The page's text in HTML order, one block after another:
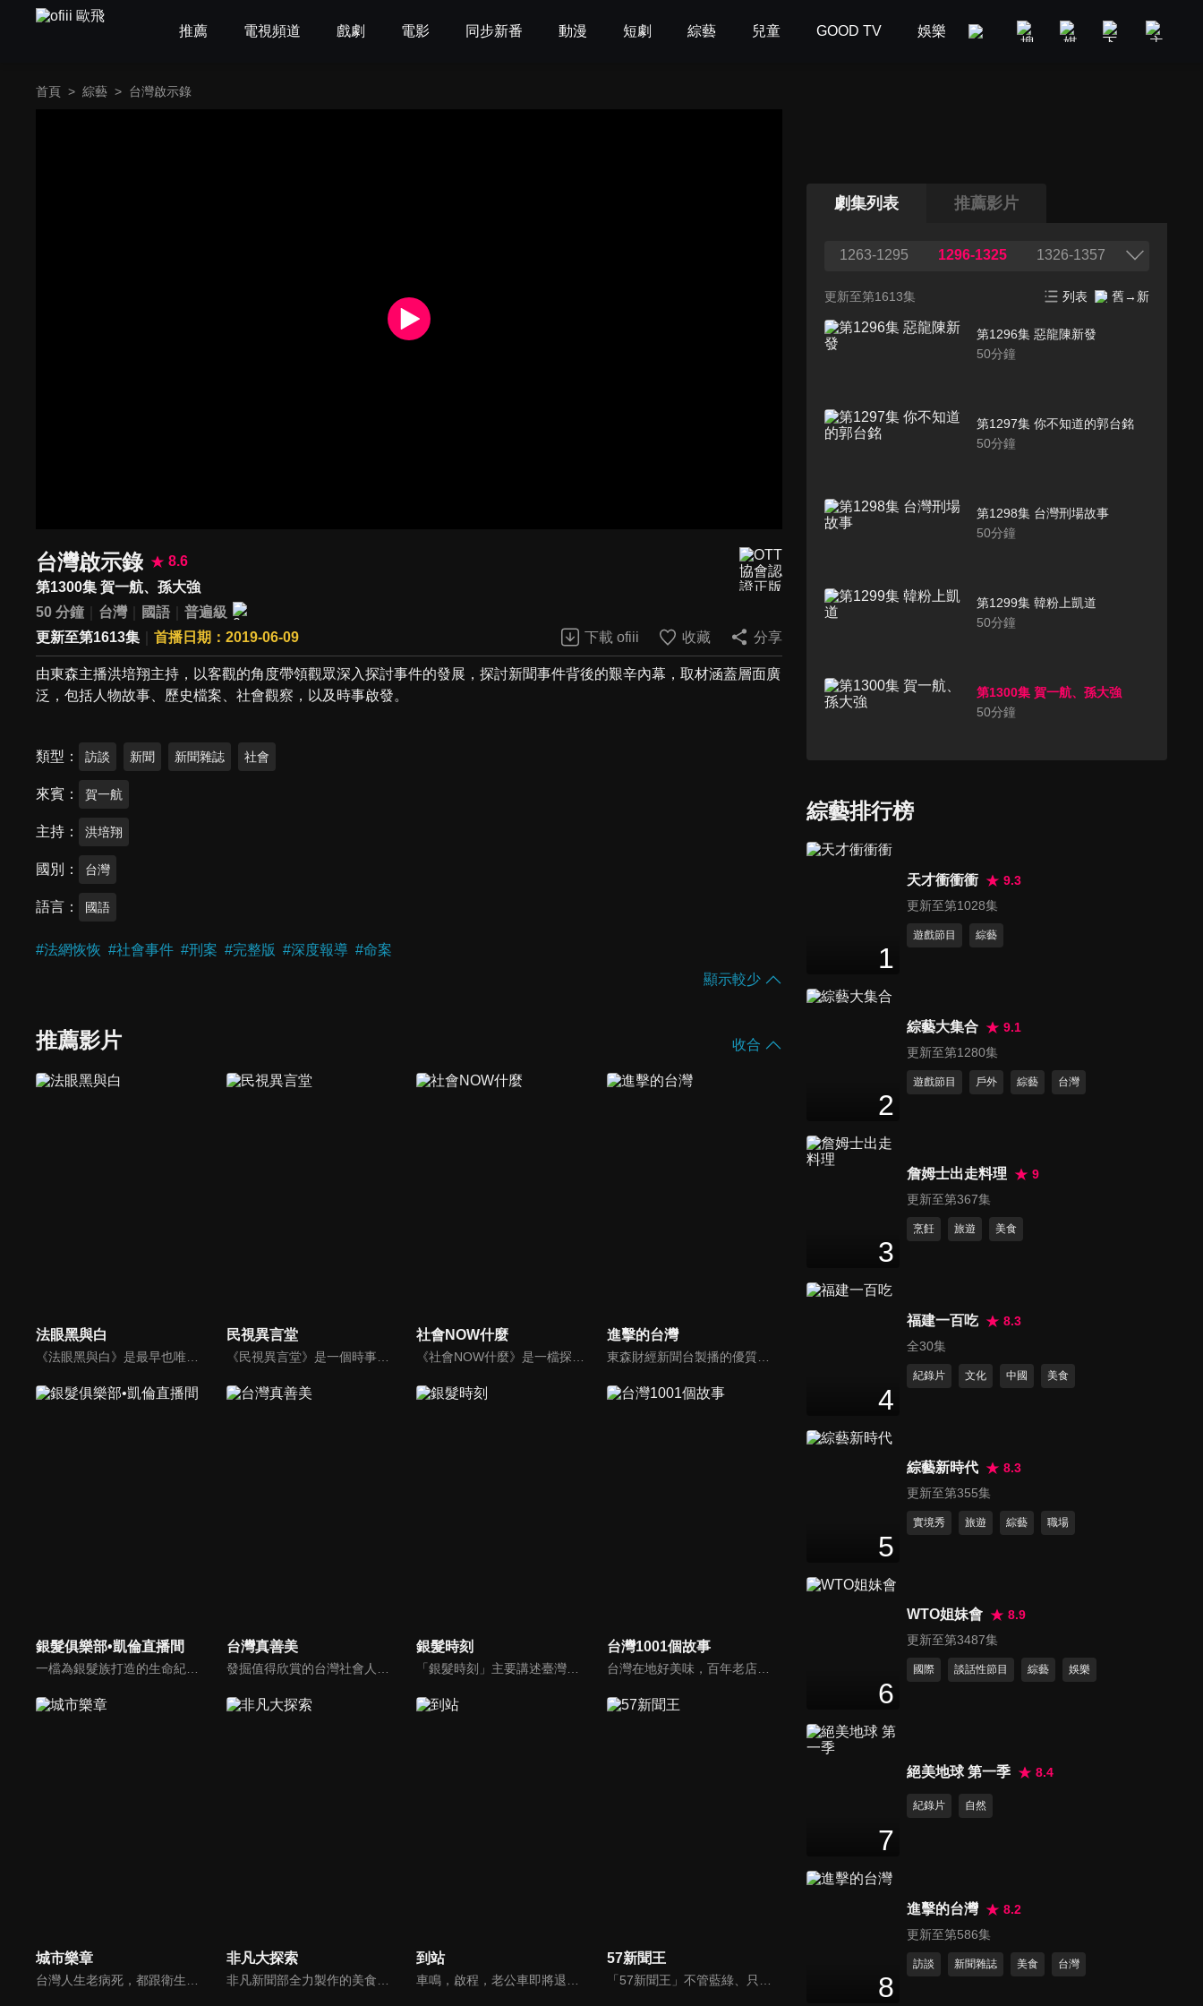
推薦 電視頻道 戲劇 電影 同步新番 動漫 短劇 綜藝 兒童 GOOD TV 娛樂 美食旅遊 新聞政論
首頁 > 綜藝 > 台灣啟示錄
台灣啟示錄
8.6
第1300集 賀一航、孫大強
50 分鐘
台灣 國語
普遍級
更新至第1613集
首播日期：2019-06-09 下載 ofiii 收藏 分享
由東森主播洪培翔主持，以客觀的角度帶領觀眾深入探討事件的發展，探討新聞事件背後的艱辛內幕，取材涵蓋層面廣
泛，包括人物故事、歷史檔案、社會觀察，以及時事啟發。
類型 訪談 新聞 新聞雜誌 社會
來賓 賀一航
主持 洪培翔
國別 台灣
語言 國語
#法網恢恢 #社會事件 #刑案 #完整版 #深度報導 #命案
顯示較少
推薦影片 收合
法眼黑與白 民視異言堂
《民視異言堂》是一個時事專題討論節目，內容包括是記者專訪的時事專題或生活話題。
社會NOW什麼 進擊的台灣
東森財經新聞台製播的優質新聞深度報導節目，要為觀眾介紹台灣這片土地上各種平凡人的不平凡人生，製作單位踏遍寶島各個角落，為您訴說台灣在地的好故事！
銀髮俱樂部•凱倫直播間 台灣真善美 銀髮時刻 台灣1001個故事
城市樂章
台灣人生老病死，都跟衛生所息息相關，而在偏鄉地方，衛生所的存在就更是重要。在臺中市大肚區，共有5萬6千人，衛生所裡的5名護理師，就是所有居民的健康守門員，不僅要負責他們的看診、預防針接種，藉由日常的公衛業務、進而發現家庭問題，及時伸出援手，也是他們的重要使命。
非凡大探索
非凡新聞部全力製作的美食專題報導，用最專業的報導，帶你去尋找藏在大街小巷裡的頂級美食。
到站
車鳴，啟程，老公車即將退役，這是它與司機的最後一天，一切沒什麼不同，卻又似乎不那麼一如往常。車門打開，這站要下車的會是什麼人？誰會上來？他們都帶著什麼樣的心情？司機終日問乘客要去哪裡，自己卻無處可去；老乘客的熟悉、新面孔的新奇與漠然，與司機交織出一趟充滿溫度的公車之旅。
57新聞王
「57新聞王」不管藍綠、只問黑白！找出社會亂象根源、挖掘官員的積習怠惰、找出政府看不到的人民痛苦！不受惡霸、官員、財閥的威脅利誘！永遠讓觀眾了解爭議事件的真相、勇敢捍衛公平正義！
劇集列表 推薦影片
1263-1295 1296-1325 1326-1357
更新至第1613集 列表 舊→新
第1296集 惡龍陳新發
50分鐘
第1297集 你不知道的郭台銘
50分鐘
第1298集 台灣刑場故事
50分鐘
第1299集 韓粉上凱道
50分鐘
第1300集 賀一航、孫大強
50分鐘
第1302集 誰是炸彈客
50 分鐘
第1304集 詹喬愉登聖母峰
第1306集 美國博仔
第1307集 八八風災十周年－李
第1309集 井口真理子命案
50
分鐘
50
分鐘
第1311集 史上最離譜越獄－甘
第1312集 誰不認識陳進興 罪
50
第1314集 金鐘張小燕
50分鐘
綜藝排行榜
1
天才衝衝衝
9.3
更新至第1028集
遊戲節目 綜藝
2
綜藝大集合
9.1
更新至第1280集
遊戲節目 戶外 綜藝 台灣
3
詹姆士出走料理
9
更新至第367集
烹飪 旅遊 美食
4
福建一百吃
8.3
全30集
紀錄片 文化 中國 美食
5
綜藝新時代
8.3
更新至第355集
實境秀 旅遊 綜藝 職場
6
WTO姐妹會
8.9
更新至第3487集
國際 談話性節目 綜藝 娛樂
7
絕美地球 第一季 8.4
紀錄片 自然
8
進擊的台灣
8.2
更新至第586集
訪談 新聞雜誌 美食 台灣